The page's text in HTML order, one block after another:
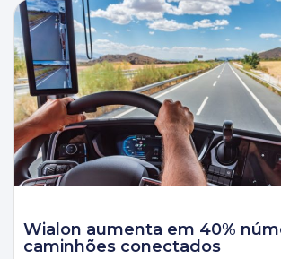
Wialon aumenta em 40%
caminhões conectados